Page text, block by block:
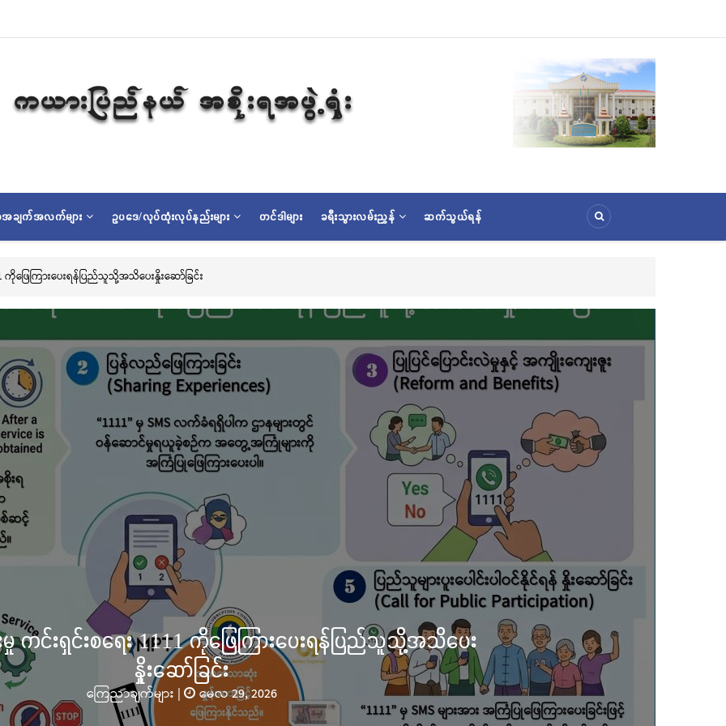
ချက်အလက်များ ဥပဒေ/လုပ်ထုံးလုပ်နည်းများ တင်ဒါများ ခရီးသွားလမ်းညွှန် ဆက်သွယ်ရန်
ဝင်ဆုတောင်းပြည့် မြို့နာမ်ရွှေစေတီတော် လုံးတော်ပြည့်ရွှေသင်္ကန်းကပ်လှူပူဇော်ခြင်းအောင်ပွဲနှင့် (၃၆) ကြိမ်မြောက် စုပေါင်းမဟာဘုံကထိန် အလှူတော်မင်္ဂလာအခမ်းအနား ကျင်းပ
င်ကော်မြို့၊ သမိုင်းဝင်ဆုတောင်းပြည့် မြို့နာမ်ရွှေစေတီတော် လုံးတော်ပြည့်ရွှေ
ကန်းကပ်လှူပူဇော်ခြင်းအောင်ပွဲနှင့် (၃၆) ကြိမ်မြောက် စုပေါင်းမဟာဘုံကထိန်
အလှူတော်မင်္ဂလာအခမ်းအနား ကျင်းပ
သတင်းများ|
နိုဝင်ဘာလ 02, 2025
ကယားပြည်နယ်၊ လွိုင်ကော်မြို့ ကျက်သရေဆောင် သမိုင်းဝင်ဆုတောင်းပြည့် မြို့နာမ် ရွှေစေတီ
တော် လုံးတော်ပြည့် ရွှေသင်္ကန်းကပ်လှူပူဇော်ခြင်းအောင်ပွဲနှင့် ပြည်နယ်အစိုးရအဖွဲ့က ကြီးမှူး၍